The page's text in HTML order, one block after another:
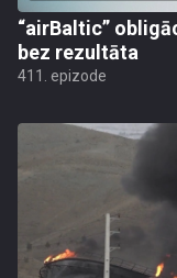
“airBaltic”
bez rezultāta
411. epizode